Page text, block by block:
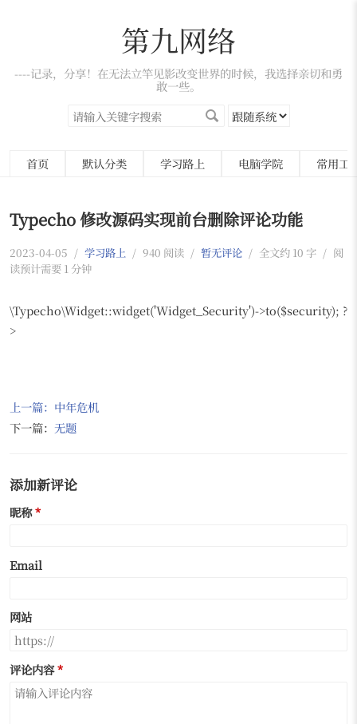
第九网络
----记录，分享！在无法立竿见影改变世界的时候，我选择亲切和勇
敢一些。
首页 默认分类 学习路上 电脑学院 常用工
Typecho 修改源码实现前台删除评论功能
2023-04-05 / 学习路上 / 940 阅读 / 暂无评论 / 全文约 10 字 / 阅
读预计需要 1 分钟
\Typecho\Widget::widget('Widget_Security')->to($security); ?
>
上一篇： 中年危机
下一篇： 无题
添加新评论
昵称
Email
网站
评论内容